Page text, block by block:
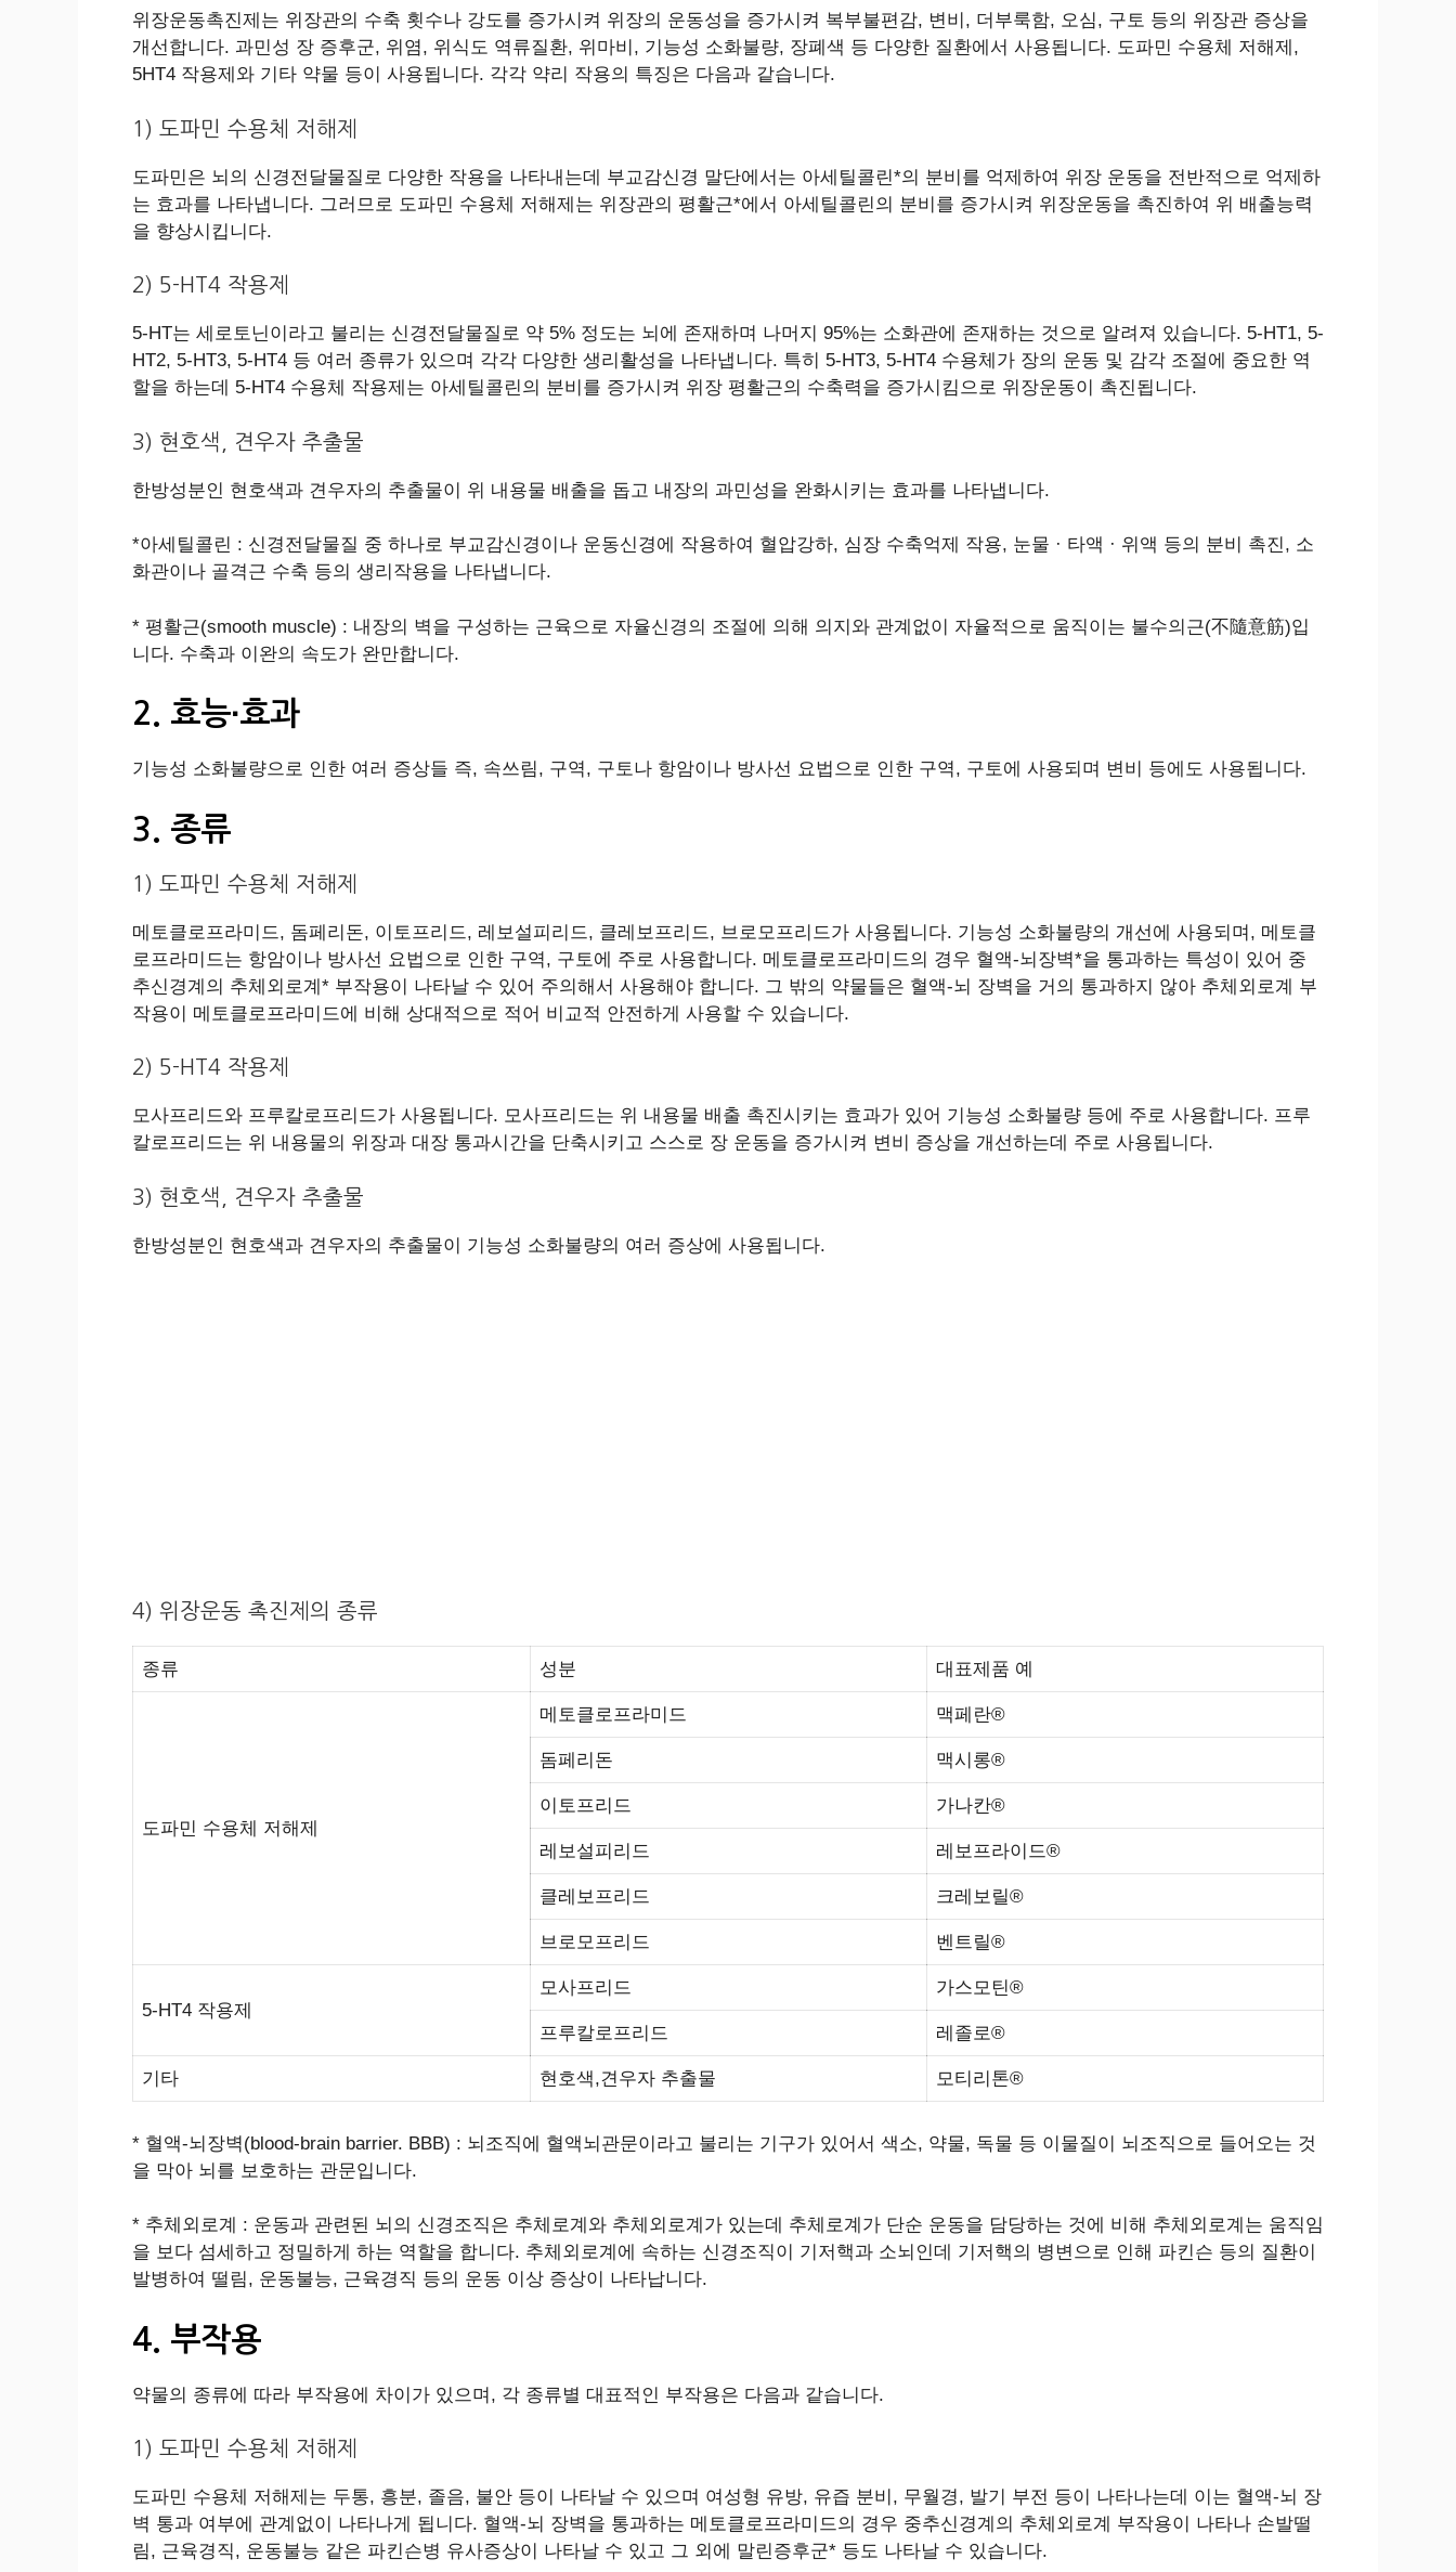
위장운동촉진제는 위장관의 수축 횟수나 강도를 증가시켜 위장의 운동성을 증가시켜 복부불편감, 변비, 더부룩함, 오심, 구토 등의 위장관 증상을
개선합니다. 과민성 장 증후군, 위염, 위식도 역류질환, 위마비, 기능성 소화불량, 장폐색 등 다양한 질환에서 사용됩니다. 도파민 수용체 저해제,
5HT4 작용제와 기타 약물 등이 사용됩니다. 각각 약리 작용의 특징은 다음과 같습니다.
1) 도파민 수용체 저해제
도파민은 뇌의 신경전달물질로 다양한 작용을 나타내는데 부교감신경 말단에서는 아세틸콜린*의 분비를 억제하여 위장 운동을 전반적으로 억제하
는 효과를 나타냅니다. 그러므로 도파민 수용체 저해제는 위장관의 평활근*에서 아세틸콜린의 분비를 증가시켜 위장운동을 촉진하여 위 배출능력
을 향상시킵니다.
2) 5-HT4 작용제
5-HT는 세로토닌이라고 불리는 신경전달물질로 약 5% 정도는 뇌에 존재하며 나머지 95%는 소화관에 존재하는 것으로 알려져 있습니다. 5-HT1, 5-
HT2, 5-HT3, 5-HT4 등 여러 종류가 있으며 각각 다양한 생리활성을 나타냅니다. 특히 5-HT3, 5-HT4 수용체가 장의 운동 및 감각 조절에 중요한 역
할을 하는데 5-HT4 수용체 작용제는 아세틸콜린의 분비를 증가시켜 위장 평활근의 수축력을 증가시킴으로 위장운동이 촉진됩니다.
3) 현호색, 견우자 추출물
한방성분인 현호색과 견우자의 추출물이 위 내용물 배출을 돕고 내장의 과민성을 완화시키는 효과를 나타냅니다.
*아세틸콜린 : 신경전달물질 중 하나로 부교감신경이나 운동신경에 작용하여 혈압강하, 심장 수축억제 작용, 눈물 · 타액 · 위액 등의 분비 촉진, 소
화관이나 골격근 수축 등의 생리작용을 나타냅니다.
* 평활근(smooth muscle) : 내장의 벽을 구성하는 근육으로 자율신경의 조절에 의해 의지와 관계없이 자율적으로 움직이는 불수의근(不隨意筋)입
니다. 수축과 이완의 속도가 완만합니다.
2. 효능∙효과
기능성 소화불량으로 인한 여러 증상들 즉, 속쓰림, 구역, 구토나 항암이나 방사선 요법으로 인한 구역, 구토에 사용되며 변비 등에도 사용됩니다.
3. 종류
1) 도파민 수용체 저해제
메토클로프라미드, 돔페리돈, 이토프리드, 레보설피리드, 클레보프리드, 브로모프리드가 사용됩니다. 기능성 소화불량의 개선에 사용되며, 메토클
로프라미드는 항암이나 방사선 요법으로 인한 구역, 구토에 주로 사용합니다. 메토클로프라미드의 경우 혈액-뇌장벽*을 통과하는 특성이 있어 중
추신경계의 추체외로계* 부작용이 나타날 수 있어 주의해서 사용해야 합니다. 그 밖의 약물들은 혈액-뇌 장벽을 거의 통과하지 않아 추체외로계 부
작용이 메토클로프라미드에 비해 상대적으로 적어 비교적 안전하게 사용할 수 있습니다.
2) 5-HT4 작용제
모사프리드와 프루칼로프리드가 사용됩니다. 모사프리드는 위 내용물 배출 촉진시키는 효과가 있어 기능성 소화불량 등에 주로 사용합니다. 프루
칼로프리드는 위 내용물의 위장과 대장 통과시간을 단축시키고 스스로 장 운동을 증가시켜 변비 증상을 개선하는데 주로 사용됩니다.
3) 현호색, 견우자 추출물
한방성분인 현호색과 견우자의 추출물이 기능성 소화불량의 여러 증상에 사용됩니다.
4) 위장운동 촉진제의 종류
종류 성분 대표제품 예
도파민 수용체 저해제
메토클로프라미드 맥페란®
돔페리돈 맥시롱®
이토프리드 가나칸®
레보설피리드 레보프라이드®
클레보프리드 크레보릴®
브로모프리드 벤트릴®
5-HT4 작용제
모사프리드 가스모틴®
프루칼로프리드 레졸로®
기타 현호색,견우자 추출물 모티리톤®
* 혈액-뇌장벽(blood-brain barrier. BBB) : 뇌조직에 혈액뇌관문이라고 불리는 기구가 있어서 색소, 약물, 독물 등 이물질이 뇌조직으로 들어오는 것
을 막아 뇌를 보호하는 관문입니다.
* 추체외로계 : 운동과 관련된 뇌의 신경조직은 추체로계와 추체외로계가 있는데 추체로계가 단순 운동을 담당하는 것에 비해 추체외로계는 움직임
을 보다 섬세하고 정밀하게 하는 역할을 합니다. 추체외로계에 속하는 신경조직이 기저핵과 소뇌인데 기저핵의 병변으로 인해 파킨슨 등의 질환이
발병하여 떨림, 운동불능, 근육경직 등의 운동 이상 증상이 나타납니다.
4. 부작용
약물의 종류에 따라 부작용에 차이가 있으며, 각 종류별 대표적인 부작용은 다음과 같습니다.
1) 도파민 수용체 저해제
도파민 수용체 저해제는 두통, 흥분, 졸음, 불안 등이 나타날 수 있으며 여성형 유방, 유즙 분비, 무월경, 발기 부전 등이 나타나는데 이는 혈액-뇌 장
벽 통과 여부에 관계없이 나타나게 됩니다. 혈액-뇌 장벽을 통과하는 메토클로프라미드의 경우 중추신경계의 추체외로계 부작용이 나타나 손발떨
림, 근육경직, 운동불능 같은 파킨슨병 유사증상이 나타날 수 있고 그 외에 말린증후군* 등도 나타날 수 있습니다.